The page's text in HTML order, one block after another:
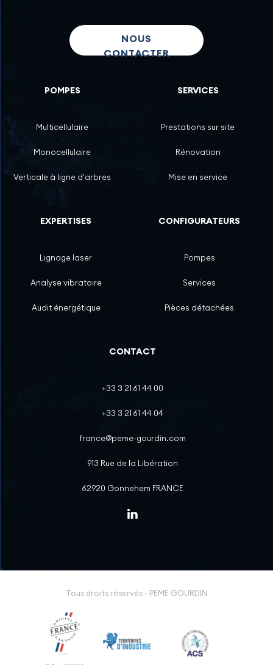
NOUS
CONTACTER
POMPES
Multicellulaire
Monocellulaire
Verticale à ligne d'arbres
SERVICES
Prestations sur site
Rénovation
Mise en service
EXPERTISES
Lignage laser
Analyse vibratoire
Audit énergétique
CONFIGURATEURS
Pompes
Services
Pièces détachées
CONTACT
+33 3 21 61 44 00
+33 3 21 61 44 04
france@peme-gourdin.com
913 Rue de la Libération
62920 Gonnehem FRANCE
Tous droits réservés - PEME GOURDIN